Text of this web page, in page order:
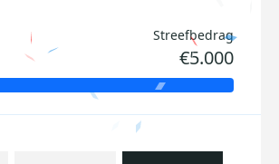
Streefbedrag
€5.000